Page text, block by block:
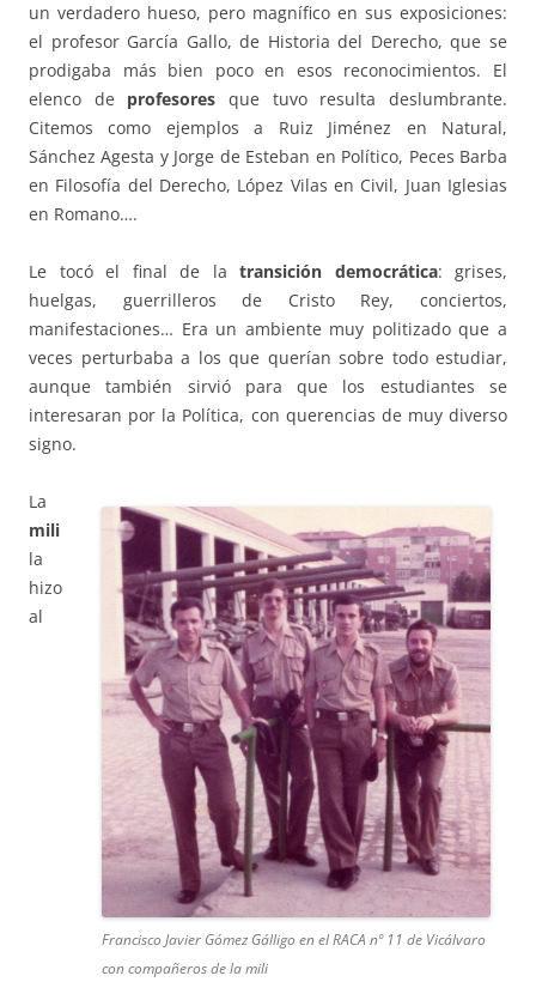
un verdadero hueso, pero magnífico en sus exposiciones:
el profesor García Gallo, de Historia del Derecho, que se
prodigaba más bien poco en esos reconocimientos. El
elenco de profesores que tuvo resulta deslumbrante.
Citemos como ejemplos a Ruiz Jiménez en Natural,
Sánchez Agesta y Jorge de Esteban en Político, Peces Barba
en Filosofía del Derecho, López Vilas en Civil, Juan Iglesias
en Romano….
Le tocó el final de la transición democrática: grises,
huelgas, guerrilleros de Cristo Rey, conciertos,
manifestaciones… Era un ambiente muy politizado que a
veces perturbaba a los que querían sobre todo estudiar,
aunque también sirvió para que los estudiantes se
interesaran por la Política, con querencias de muy diverso
signo.
Francisco Javier Gómez Gálligo en el RACA nº 11 de Vicálvaro
con compañeros de la mili
La
mili
la
hizo
al